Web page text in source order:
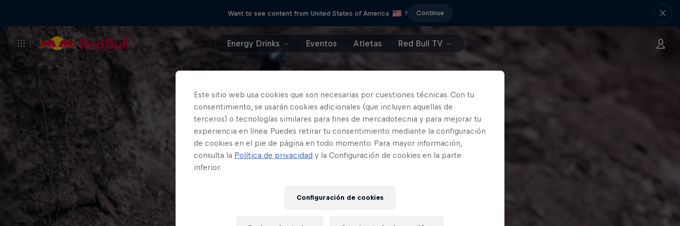
Want to see content from United States of America ? Continue
Energy Drinks Eventos Atletas Red Bull TV
Este sitio web usa cookies que son necesarias por cuestiones técnicas. Con tu
consentimiento, se usarán cookies adicionales (que incluyen aquellas de
terceros) o tecnologías similares para fines de mercadotecnia y para mejorar tu
experiencia en línea. Puedes retirar tu consentimiento mediante la configuración
de cookies en el pie de página en todo momento. Para mayor información,
consulta la Política de privacidad y la Configuración de cookies en la parte
inferior.
Configuración de cookies